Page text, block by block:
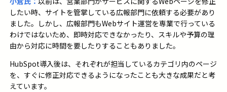
したい時、サイトを管掌している広報部門に依頼する必要があり
ました。しかし、広報部門もWebサイト運営を専業で行っている
わけではないため、即時対応できなかったり、スキルや予算の理
由から対応に時間を要したりすることもありました。
HubSpot導入後は、それぞれが担当しているカテゴリ内のページ
を、すぐに修正対応できるようになったことも大きな成果だと考
えています。